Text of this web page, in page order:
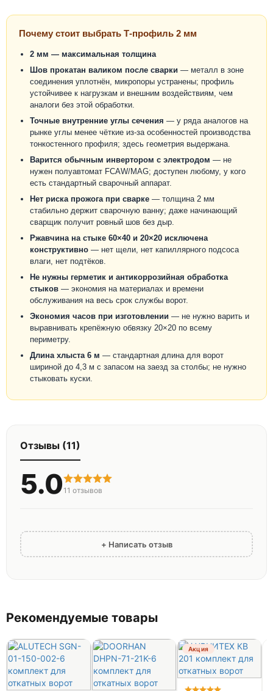
Почему стоит выбрать Т-профиль 2 мм
2 мм — максимальная толщина
Шов прокатан валиком после сварки — металл в зоне
соединения уплотнён, микропоры устранены; профиль
устойчивее к нагрузкам и внешним воздействиям, чем
аналоги без этой обработки.
Точные внутренние углы сечения — у ряда аналогов на
рынке углы менее чёткие из-за особенностей производства
тонкостенного профиля; здесь геометрия выдержана.
Варится обычным инвертором с электродом — не
нужен полуавтомат FCAW/MAG; доступен любому, у кого
есть стандартный сварочный аппарат.
Нет риска прожога при сварке — толщина 2 мм
стабильно держит сварочную ванну; даже начинающий
сварщик получит ровный шов без дыр.
Ржавчина на стыке 60×40 и 20×20 исключена
конструктивно — нет щели, нет капиллярного подсоса
влаги, нет подтёков.
Не нужны герметик и антикоррозийная обработка
стыков — экономия на материалах и времени
обслуживания на весь срок службы ворот.
Экономия часов при изготовлении — не нужно варить и
выравнивать крепёжную обвязку 20×20 по всему
периметру.
Длина хлыста 6 м — стандартная длина для ворот
шириной до 4,3 м с запасом на заезд за столбы; не нужно
стыковать куски.
Отзывы (11)
5.0 11 отзывов
+ Написать отзыв
Рекомендуемые товары
Акция